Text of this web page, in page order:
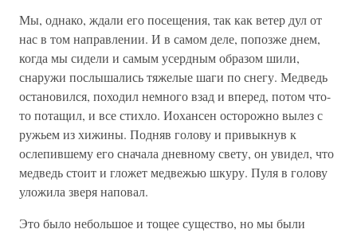
Мы, однако, ждали его посещения, так как ветер дул от
нас в том направлении. И в самом деле, попозже днем,
когда мы сидели и самым усердным образом шили,
снаружи послышались тяжелые шаги по снегу. Медведь
остановился, походил немного взад и вперед, потом что-
то потащил, и все стихло. Иохансен осторожно вылез с
ружьем из хижины. Подняв голову и привыкнув к
ослепившему его сначала дневному свету, он увидел, что
медведь стоит и гложет медвежью шкуру. Пуля в голову
уложила зверя наповал.
Это было небольшое и тощее существо, но мы были